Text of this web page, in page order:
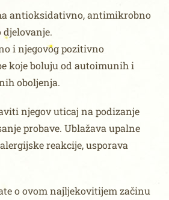
antioksidativno, antimikrobno
i njegovog pozitivno
koje boluju od autoimunih i
oboljenja.
njegov uticaj na podizanje
probave. Ublažava upalne
reakcije, usporava
o ovom najljekovitijem začinu